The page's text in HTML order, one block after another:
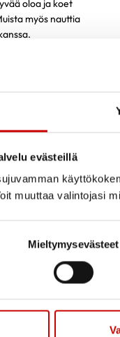
evästeillä
muuttaa valintojasi
Mieltymysevästeet
oloa ja koet
myös nauttia
liikunnalla voin
Liikun omien
helpottaa, kun saan
kehittymistä.
ja